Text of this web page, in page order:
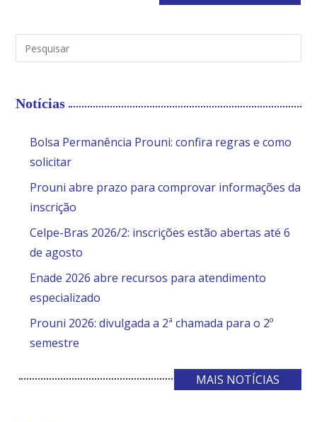
Notícias
Bolsa Permanência Prouni: confira regras e como
solicitar
Prouni abre prazo para comprovar informações da
inscrição
Celpe-Bras 2026/2: inscrições estão abertas até 6
de agosto
Enade 2026 abre recursos para atendimento
especializado
Prouni 2026: divulgada a 2ª chamada para o 2º
semestre
MAIS NOTÍCIAS